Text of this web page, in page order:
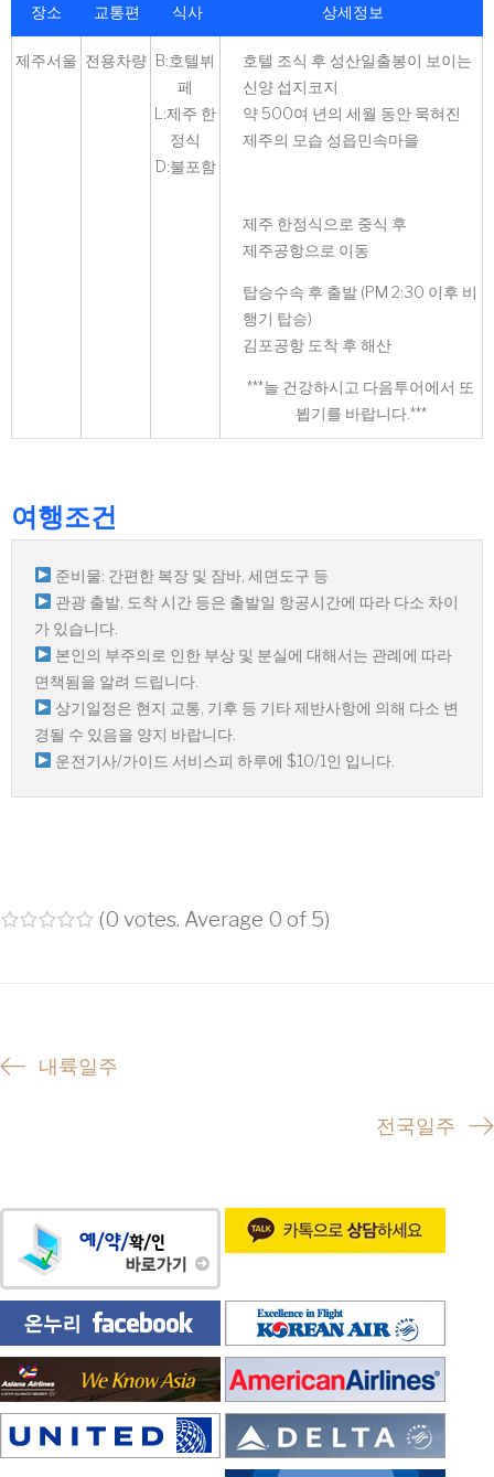
장소 교통편 식사 상세정보
제주서울 전용차량 B:호텔뷔
페
L:제주 한
정식
D:불포함
호텔 조식 후 성산일출봉이 보이는
신양 섭지코지
약 500여 년의 세월 동안 묵혀진
제주의 모습 성읍민속마을
제주 한정식으로 중식 후
제주공항으로 이동
탑승수속 후 출발 (PM 2:30 이후 비
행기 탑승)
김포공항 도착 후 해산
***늘 건강하시고 다음투어에서 또
뵙기를 바랍니다.***
여행조건
준비물: 간편한 복장 및 잠바, 세면도구 등
관광 출발, 도착 시간 등은 출발일 항공시간에 따라 다소 차이
가 있습니다.
본인의 부주의로 인한 부상 및 분실에 대해서는 관례에 따라
면책됨을 알려 드립니다.
상기일정은 현지 교통, 기후 등 기타 제반사항에 의해 다소 변
경될 수 있음을 양지 바랍니다.
운전기사/가이드 서비스피 하루에 $10/1인 입니다.
(0 votes. Average 0 of 5)
P
a
v
i
g
a
t
내륙일주
전국일주